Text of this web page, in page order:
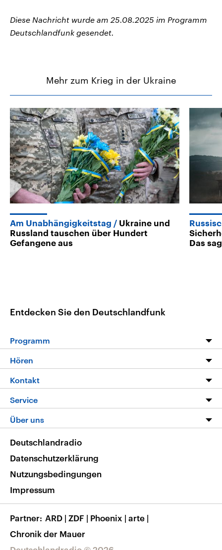
Diese Nachricht wurde am 25.08.2025 im Programm
Deutschlandfunk gesendet.
Mehr zum Krieg in der Ukraine
Am Unabhängigkeitstag
Ukraine und
Russland tauschen über Hundert
Gefangene aus
Das
Entdecken Sie den Deutschlandfunk
Programm
Programm
Die Nachrichten
Nachrichtenleicht
Neue Beiträge auf dlf.de
Hören
Livestream
Podcasts
Deutschlandfunk App
Nachrichten App
Frequenzen
Kontakt
Hörerservice
Service
FAQ
Veranstaltungen
Musikliste
RSS
Über uns
Barrierefreiheit
Deutschlandradio
Datenschutzerklärung
Nutzungsbedingungen
Impressum
Partner ARD | ZDF | Phoenix | arte |
Chronik der Mauer